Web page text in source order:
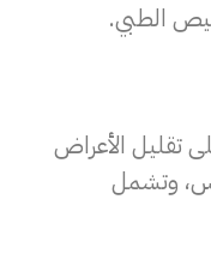
الطبي.
تقليل الأعراض
وتشمل